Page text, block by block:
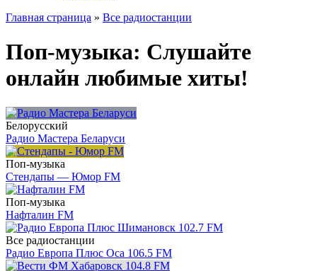
Главная страница » Все радиостанции
Поп-музыка: Слушайте
онлайн любимые хиты!
Белорусский
Радио Мастера Беларуси
Поп-музыка
Стендапы — Юмор FM
Поп-музыка
Нафталин FM
Все радиостанции
Радио Европа Плюс Оса 106.5 FM